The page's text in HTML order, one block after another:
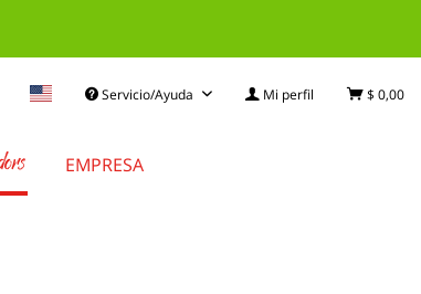
Servicio/Ayuda Mi perfil $ 0,00
EMPRESA